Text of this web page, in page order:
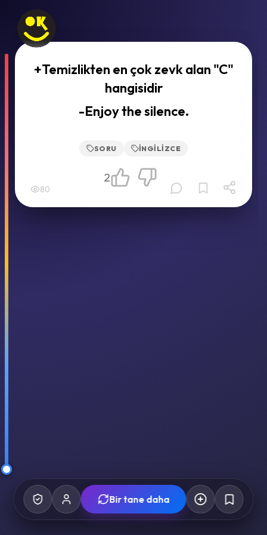
+Temizlikten en çok zevk alan "C"
hangisidir
-Enjoy the silence.
SORU İNGILIZCE
80
2
Bir tane daha